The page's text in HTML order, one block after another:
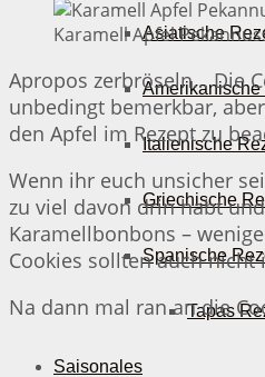
Asiatische
Amerikanische
Italienische
Griechische
Spanische
Tapas
Saisonales
⁣⁣Karamell Apfel
Apropos zerbröseln… Die
unbedingt bemerkbar,
den Apfel im Rezept zu
Wenn ihr euch unsicher
zu viel davon drin habt
Karamellbonbons –
Cookies sollten auch
Na dann mal ran an die